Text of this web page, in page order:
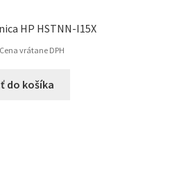
HP HSTNN-I15X
Cena vrátane DPH
do košíka